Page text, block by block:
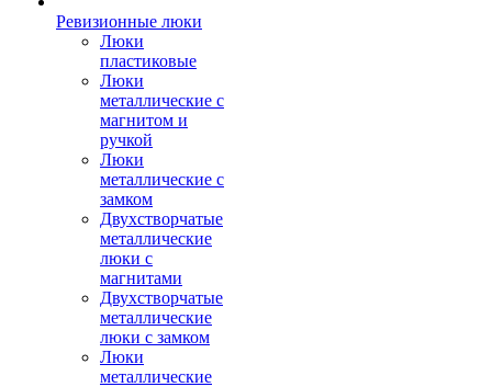
Ревизионные люки
Люки
пластиковые
Люки
металлические с
магнитом и
ручкой
Люки
металлические с
замком
Двухстворчатые
металлические
люки с
магнитами
Двухстворчатые
металлические
люки с замком
Люки
металлические